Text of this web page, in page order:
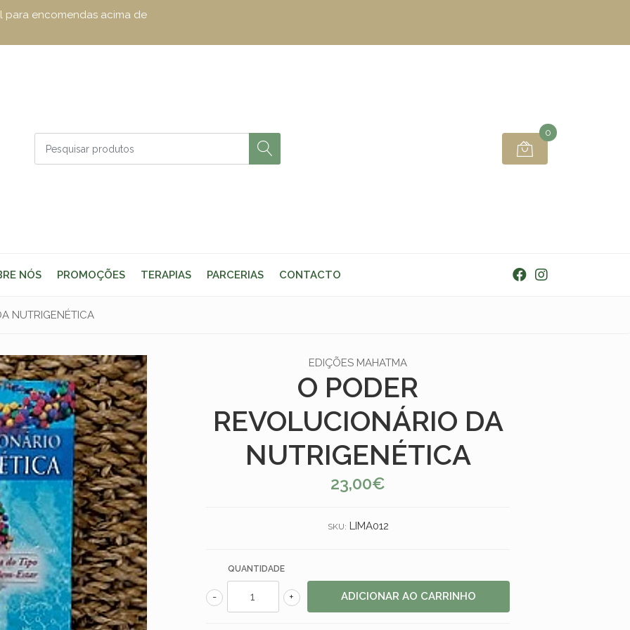
para encomendas acima de
0
NÓS PROMOÇÕES TERAPIAS PARCERIAS CONTACTO
NUTRIGENÉTICA
EDIÇÕES MAHATMA
O PODER
REVOLUCIONÁRIO DA
NUTRIGENÉTICA
23,00€
SKU: LIMA012
QUANTIDADE
+
-